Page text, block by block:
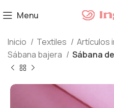
Menu
Inicio Textiles
Artículos
Sábana bajera
Sábana